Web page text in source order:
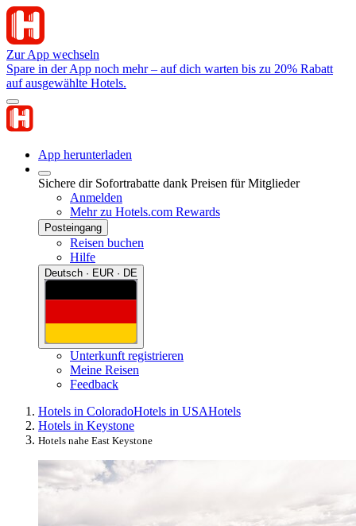
Zur App wechseln
Spare in der App noch mehr – auf dich warten bis zu 20% Rabatt
auf ausgewählte Hotels.
App herunterladen
Sichere dir Sofortrabatte dank Preisen für Mitglieder
Anmelden
Mehr zu Hotels.com Rewards
Posteingang
Reisen buchen
Hilfe
Deutsch · EUR · DE
Unterkunft registrieren
Meine Reisen
Feedback
Hotels in ColoradoHotels in USAHotels
Hotels in Keystone
Hotels nahe East Keystone